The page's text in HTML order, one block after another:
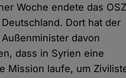
Woche endete das
Dort hat der
davon
dass in Syrien eine
Mission laufe, um